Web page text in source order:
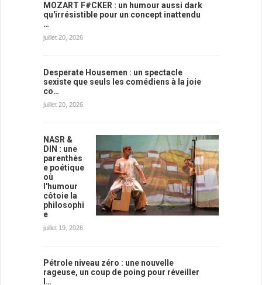
MOZART F#CKER : un humour aussi dark
qu'irrésistible pour un concept inattendu
…
juillet 20, 2026
Desperate Housemen : un spectacle
sexiste que seuls les comédiens à la joie
co…
juillet 20, 2026
NASR &
DIN : une
parenthès
e poétique
où
l'humour
côtoie la
philosophi
e
juillet 19, 2026
Pétrole niveau zéro : une nouvelle
rageuse, un coup de poing pour réveiller
l…